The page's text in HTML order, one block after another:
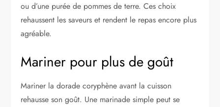
ou d’une purée de pommes de terre. Ces choix
rehaussent les saveurs et rendent le repas encore plus
agréable.
Mariner pour plus de goût
Mariner la dorade coryphène avant la cuisson
rehausse son goût. Une marinade simple peut se